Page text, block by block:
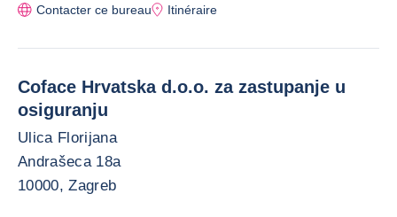
Contacter ce bureau
Itinéraire
Coface Hrvatska d.o.o. za zastupanje u
osiguranju
Ulica Florijana
Andrašeca 18a
10000, Zagreb